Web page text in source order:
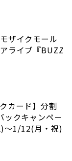
ザイクモール
ライブ『BUZZ
カード】分割
ックキャンペー
～1/12(月・祝)